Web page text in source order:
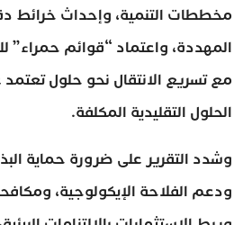
مخططات التنمية، وإحداث خرائط
المهددة، واعتماد “قوائم حمراء”
مع تسريع الانتقال نحو حلول تعتمد
الحلول التقليدية المكلفة.
وشدد التقرير على ضرورة حماية
ودعم الفلاحة الإيكولوجية،